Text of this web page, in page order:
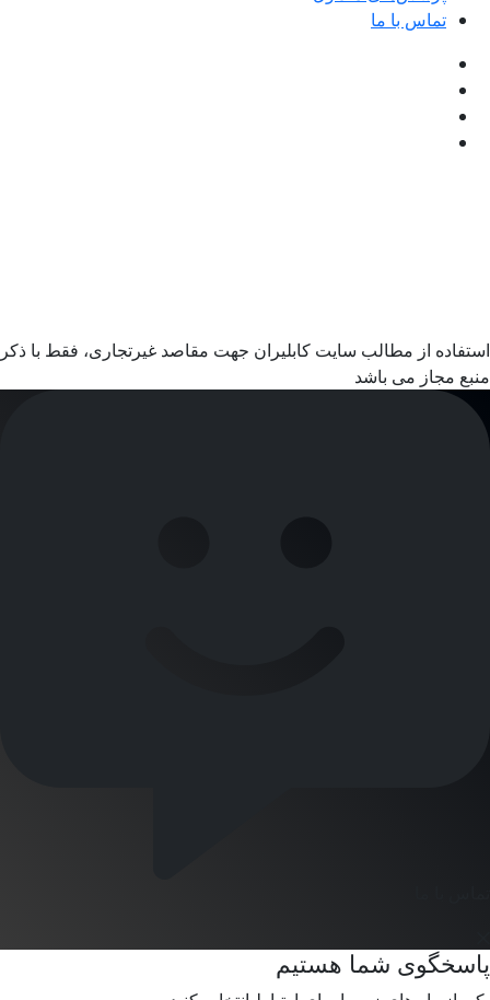
تماس با ما
استفاده از مطالب سایت کابلیران جهت مقاصد غیرتجاری، فقط با ذکر
منبع مجاز می باشد
پاسخگوی شما هستیم